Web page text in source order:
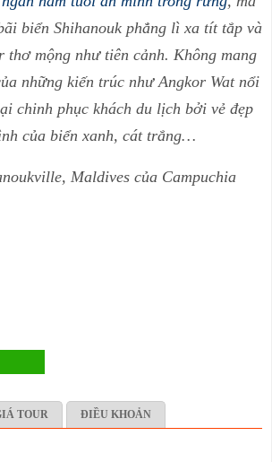
biển Shihanouk phẳng lì xa tít tắp và
thơ mộng như tiên cảnh. Không mang
những kiến trúc như Angkor Wat nổi
chinh phục khách du lịch bởi vẻ đẹp
của biển xanh, cát trắng…
TOUR ĐIỀU KHOẢN